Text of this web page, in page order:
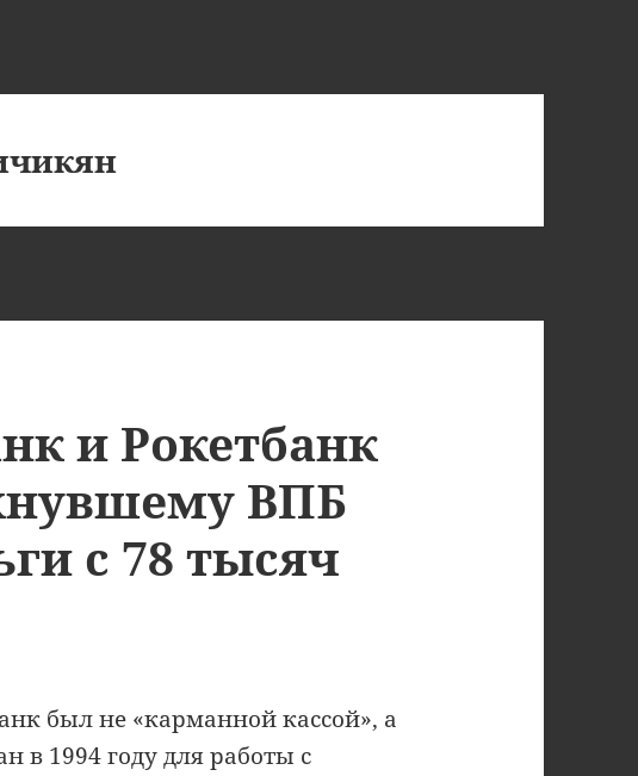
и Рокетбанк
ВПБ
с 78 тысяч
был не «карманной кассой», а
в 1994 году для работы с